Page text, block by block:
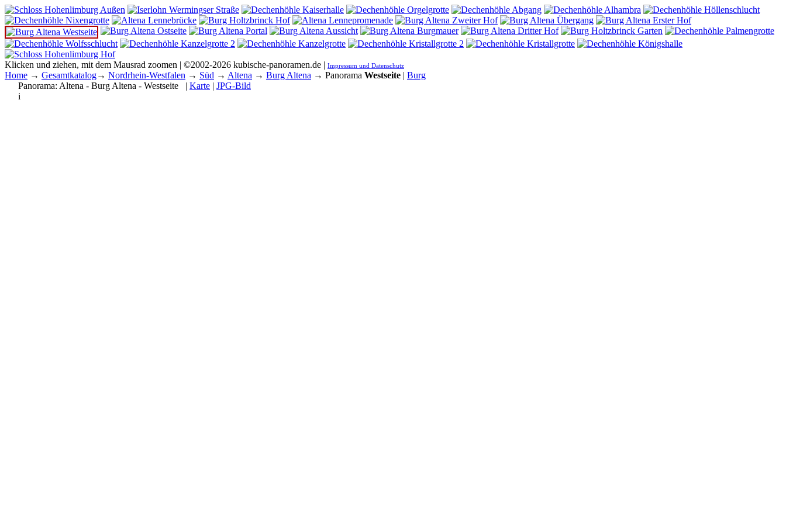
Klicken und ziehen, mit dem Mausrad zoomen | ©2002-2026 kubische-panoramen.de | Impressum und Datenschutz
Home → Gesamtkatalog→ Nordrhein-Westfalen → Süd → Altena → Burg Altena → Panorama Westseite | Burg
Panorama: Altena - Burg Altena - Westseite | Karte | JPG-Bild
i